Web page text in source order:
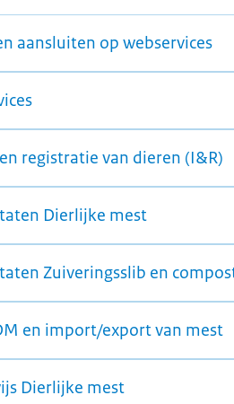
aansluiten op webservices
registratie van dieren (I&R)
Dierlijke mest
Zuiveringsslib en
en import/export van mest
Dierlijke mest